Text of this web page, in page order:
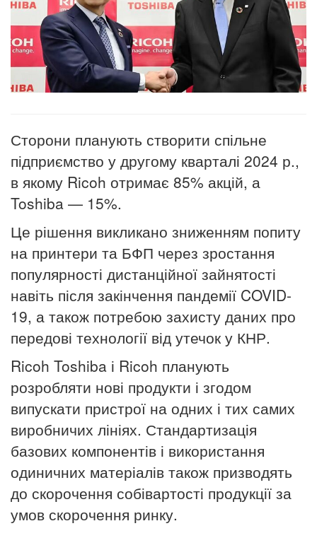
Сторони планують створити спільне
підприємство у другому кварталі 2024 р.,
в якому Ricoh отримає 85% акцій, а
Toshiba — 15%.
Це рішення викликано зниженням попиту
на принтери та БФП через зростання
популярності дистанційної зайнятості
навіть після закінчення пандемії COVID-
19, а також потребою захисту даних про
передові технології від утечок у КНР.
Ricoh Toshiba і Ricoh планують
розробляти нові продукти і згодом
випускати пристрої на одних і тих самих
виробничих лініях. Стандартизація
базових компонентів і використання
одиничних матеріалів також призводять
до скорочення собівартості продукції за
умов скорочення ринку.